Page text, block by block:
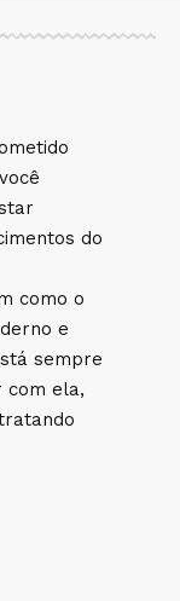
do
como o
e
sempre
com ela,